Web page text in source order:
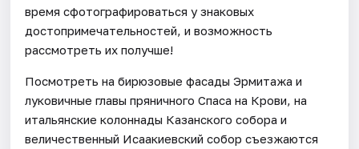
время сфотографироваться у знаковых
достопримечательностей, и возможность
рассмотреть их получше!
Посмотреть на бирюзовые фасады Эрмитажа и
луковичные главы пряничного Спаса на Крови, на
итальянские колоннады Казанского собора и
величественный Исаакиевский собор съезжаются